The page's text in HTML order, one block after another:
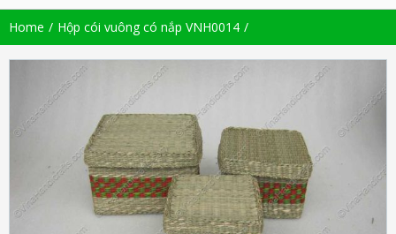
Home Hộp cói vuông có nắp VNH0014